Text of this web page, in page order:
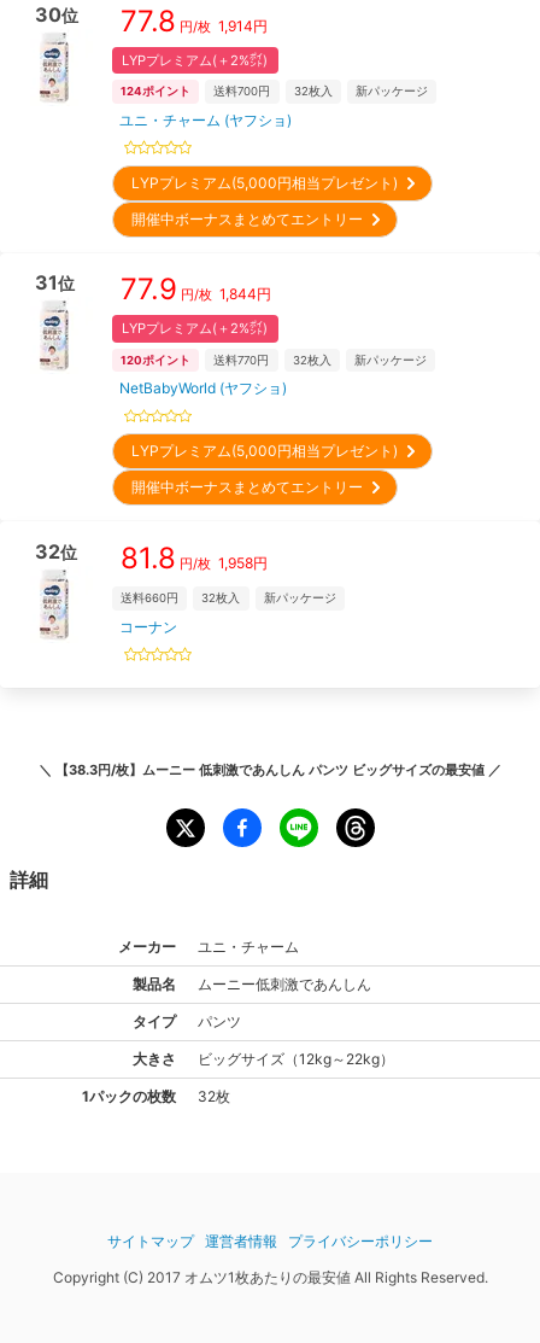
30位 77.8 円/枚 1,914円
LYPプレミアム(＋2%㌽)
124ポイント 送料700円 32枚入 新パッケージ
ユニ・チャーム (ヤフショ)
LYPプレミアム(5,000円相当プレゼント)
開催中ボーナスまとめてエントリー
31位 77.9 円/枚 1,844円
LYPプレミアム(＋2%㌽)
120ポイント 送料770円 32枚入 新パッケージ
NetBabyWorld (ヤフショ)
LYPプレミアム(5,000円相当プレゼント)
開催中ボーナスまとめてエントリー
32位 81.8 円/枚 1,958円
送料660円 32枚入 新パッケージ
コーナン
＼ 【38.3円/枚】ムーニー 低刺激であんしん パンツ ビッグサイズの最安値 ／
詳細
メーカー ユニ・チャーム
製品名 ムーニー低刺激であんしん
タイプ パンツ
大きさ ビッグサイズ （12kg～22kg）
1パックの枚数 32枚
サイトマップ 運営者情報
プライバシーポリシー
Copyright (C) 2017 オムツ1枚あたりの最安値 All Rights Reserved.